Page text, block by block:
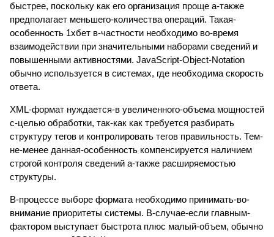
быстрее, поскольку как его организация проще а-также
предполагает меньшего-количества операций. Такая-
особенность 1хбет в-частности необходимо во-время
взаимодействии при значительными наборами сведений и
повышенными активностями. JavaScript-Object-Notation
обычно используется в системах, где необходима скорость
ответа.
XML-формат нуждается-в увеличенного-объема мощностей
с-целью обработки, так-как как требуется разбирать
структуру тегов и контролировать тегов правильность. Тем-
не-менее данная-особенность компенсируется наличием
строгой контроля сведений а-также расширяемостью
структуры.
В-процессе выборе формата необходимо принимать-во-
внимание приоритеты системы. В-случае-если главным-
фактором выступает быстрота плюс малый-объем, обычно